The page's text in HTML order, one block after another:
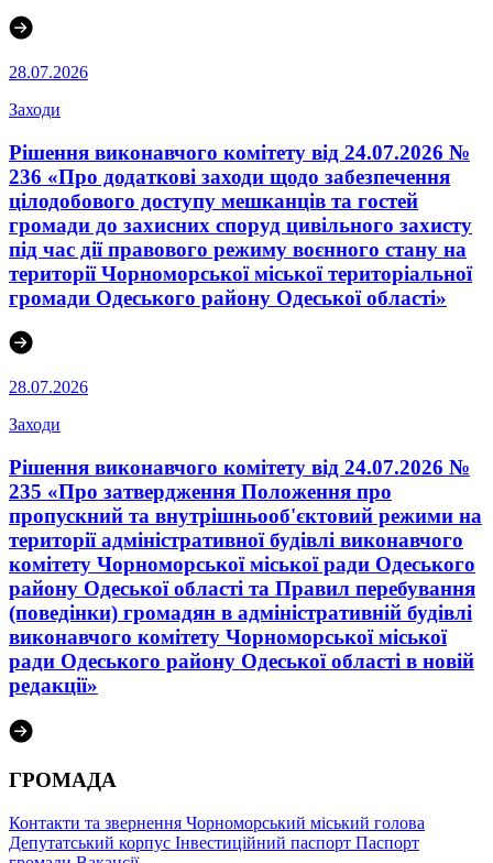
28.07.2026
Заходи
Рішення виконавчого комітету від 24.07.2026 №
236 «Про додаткові заходи щодо забезпечення
цілодобового доступу мешканців та гостей
громади до захисних споруд цивільного захисту
під час дії правового режиму воєнного стану на
території Чорноморської міської територіальної
громади Одеського району Одеської області»
28.07.2026
Заходи
Рішення виконавчого комітету від 24.07.2026 №
235 «Про затвердження Положення про
пропускний та внутрішньооб'єктовий режими на
території адміністративної будівлі виконавчого
комітету Чорноморської міської ради Одеського
району Одеської області та Правил перебування
(поведінки) громадян в адміністративній будівлі
виконавчого комітету Чорноморської міської
ради Одеського району Одеської області в новій
редакції»
ГРОМАДА
Контакти та звернення Чорноморський міський голова
Депутатський корпус Інвестиційний паспорт Паспорт